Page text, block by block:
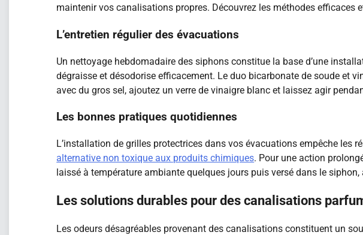
maintenir vos canalisations propres. Découvrez les méthodes efficaces
L’entretien régulier des évacuations
Un nettoyage hebdomadaire des siphons constitue la base d’une
dégraisse et désodorise efficacement. Le duo bicarbonate de soude et
avec du gros sel, ajoutez un verre de vinaigre blanc et laissez agir
Les bonnes pratiques quotidiennes
L’installation de grilles protectrices dans vos évacuations empêche les
alternative non toxique aux produits chimiques. Pour une action
laissé à température ambiante quelques jours puis versé dans le
Les solutions durables pour des canalisations
Les odeurs désagréables provenant des canalisations constituent un